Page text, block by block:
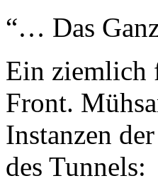
“… Das
Ein ziemlich
Front.
Instanzen
des Tunnels: